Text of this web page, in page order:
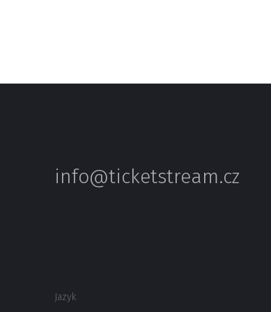
info@ticketstream.cz
Jazyk